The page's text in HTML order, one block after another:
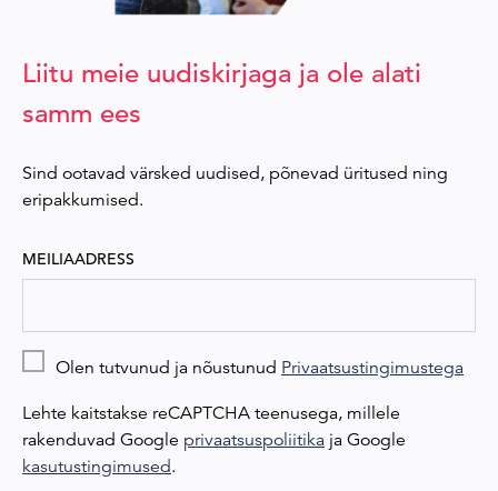
Liitu meie uudiskirjaga ja ole alati
samm ees
Sind ootavad värsked uudised, põnevad üritused ning
eripakkumised.
MEILIAADRESS
Olen tutvunud ja nõustunud Privaatsustingimustega
Lehte kaitstakse reCAPTCHA teenusega, millele
rakenduvad Google privaatsuspoliitika ja Google
kasutustingimused.